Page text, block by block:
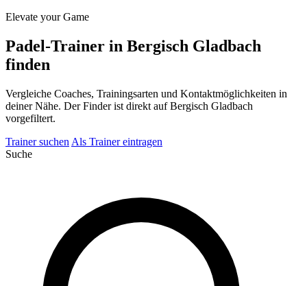
Elevate your Game
Padel-Trainer in Bergisch Gladbach
finden
Vergleiche Coaches, Trainingsarten und Kontaktmöglichkeiten in
deiner Nähe. Der Finder ist direkt auf Bergisch Gladbach
vorgefiltert.
Trainer suchen Als Trainer eintragen
Suche